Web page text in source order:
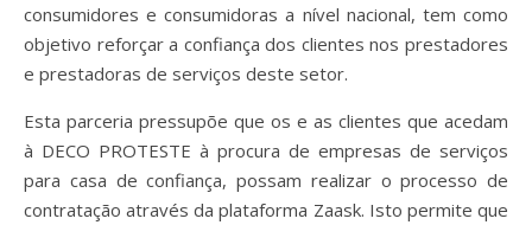
consumidores e consumidoras a nível nacional, tem como
objetivo reforçar a confiança dos clientes nos prestadores
e prestadoras de serviços deste setor.
Esta parceria pressupõe que os e as clientes que acedam
à DECO PROTESTE à procura de empresas de serviços
para casa de confiança, possam realizar o processo de
contratação através da plataforma Zaask. Isto permite que